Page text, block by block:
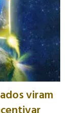
viram